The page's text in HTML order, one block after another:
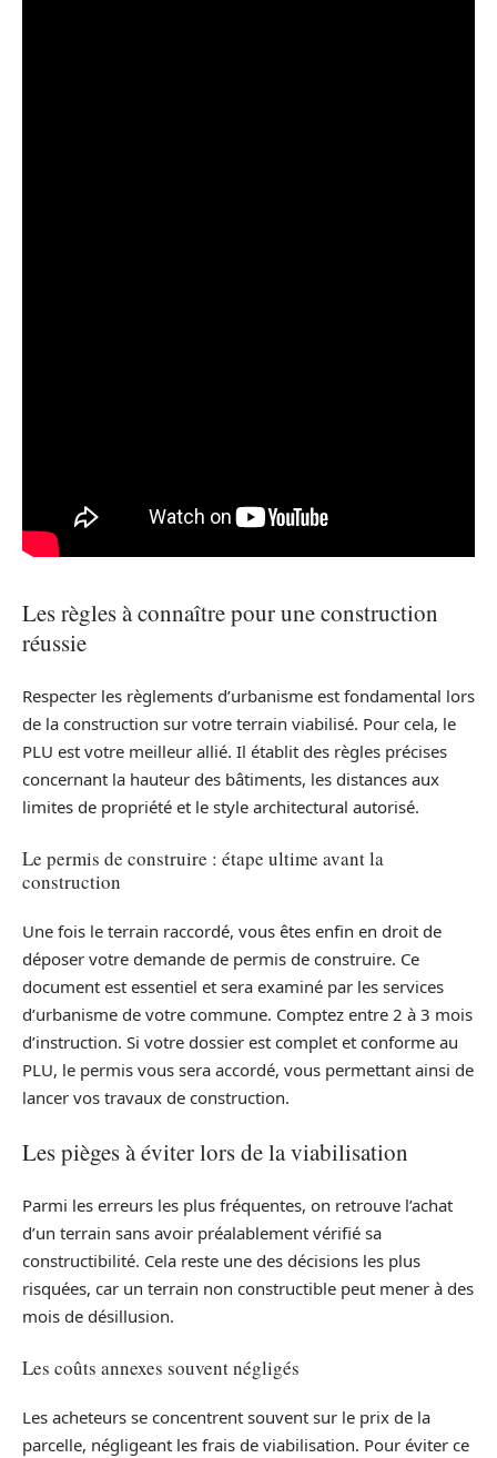
Les règles à connaître pour une construction
réussie
Respecter les règlements d’urbanisme est fondamental lors
de la construction sur votre terrain viabilisé. Pour cela, le
PLU est votre meilleur allié. Il établit des règles précises
concernant la hauteur des bâtiments, les distances aux
limites de propriété et le style architectural autorisé.
Le permis de construire : étape ultime avant la
construction
Une fois le terrain raccordé, vous êtes enfin en droit de
déposer votre demande de permis de construire. Ce
document est essentiel et sera examiné par les services
d’urbanisme de votre commune. Comptez entre 2 à 3 mois
d’instruction. Si votre dossier est complet et conforme au
PLU, le permis vous sera accordé, vous permettant ainsi de
lancer vos travaux de construction.
Les pièges à éviter lors de la viabilisation
Parmi les erreurs les plus fréquentes, on retrouve l’achat
d’un terrain sans avoir préalablement vérifié sa
constructibilité. Cela reste une des décisions les plus
risquées, car un terrain non constructible peut mener à des
mois de désillusion.
Les coûts annexes souvent négligés
Les acheteurs se concentrent souvent sur le prix de la
parcelle, négligeant les frais de viabilisation. Pour éviter ce